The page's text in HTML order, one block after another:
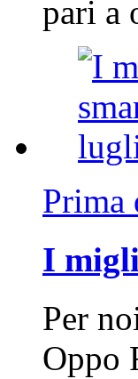
pari a
Prima
I
Per
Oppo